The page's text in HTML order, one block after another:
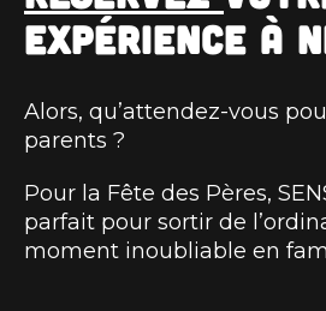
expérience à
Alors, qu’attendez-vous
parents ?
Pour la Fête des Pères,
parfait pour sortir de
moment inoubliable en